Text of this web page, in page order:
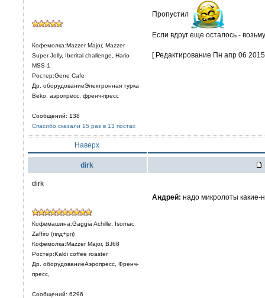
Кофемолка:Mazzer Major, Mazzer
Super Jolly, Iberital challenge, Hario
MSS-1
Ростер:Gene Cafe
Др. оборудованиеЭлектронная турка
Beko, аэропресс, френч-пресс
Сообщений: 138
Спасибо сказали 15 раз в 13 постах
Пропустил
Если вдруг еще осталось -
[ Редактирование Пн апр 06
Наверх
dirk
dirk
Кофемашина:Gaggia Achille, Isomac
Zaffiro (пид+рп)
Кофемолка:Mazzer Major, BJ68
Ростер:Kaldi coffee roaster
Др. оборудованиеАэропресс, Френч-
пресс,
Сообщений: 6296
Aндрей: надо микролоты какие-